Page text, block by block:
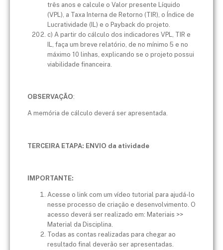
três anos e calcule o Valor presente Líquido
(VPL), a Taxa Interna de Retorno (TIR), o Índice de
Lucratividade (IL) e o Payback do projeto.
c) A partir do cálculo dos indicadores VPL, TIR e
IL, faça um breve relatório, de no mínimo 5 e no
máximo 10 linhas, explicando se o projeto possui
viabilidade financeira.
OBSERVAÇÃO:
A memória de cálculo deverá ser apresentada.
TERCEIRA ETAPA: ENVIO da atividade
IMPORTANTE:
Acesse o link com um vídeo tutorial para ajudá-lo
nesse processo de criação e desenvolvimento. O
acesso deverá ser realizado em: Materiais >>
Material da Disciplina.
Todas as contas realizadas para chegar ao
resultado final deverão ser apresentadas.